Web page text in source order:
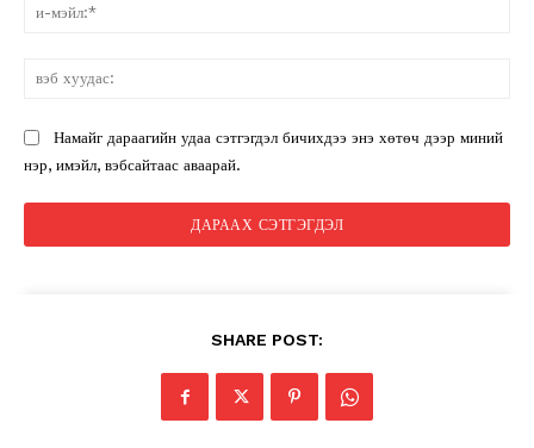
Намайг дараагийн удаа сэтгэгдэл бичихдээ энэ хөтөч дээр миний
нэр, имэйл, вэбсайтаас аваарай.
SHARE POST: